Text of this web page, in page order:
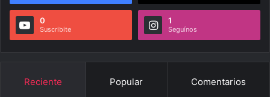
0
Suscribite
1
Seguínos
Reciente Popular Comentarios